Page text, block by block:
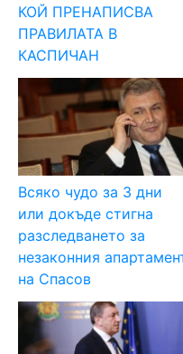
КОЙ ПРЕНАПИСВА
ПРАВИЛАТА В
КАСПИЧАН
Всяко чудо за 3 дни
или докъде стигна
разследването за
незаконния
на Спасов